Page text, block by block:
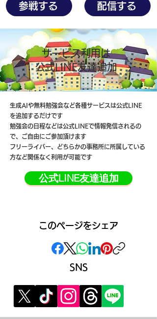
参戦する 配信する
サービス利用は
公式LINE友達追加
生成AIや無料勉強会など各種サービスは公式LINE
を追加するだけです
勉強会の日程などは公式LINEで情報発信されるの
で、ご自由にご参加頂けます
フリーライバー、どちらかの事務所に所属している
方など関係なく利用が可能です
公式LINE友達追加
このページをシェア
SNS